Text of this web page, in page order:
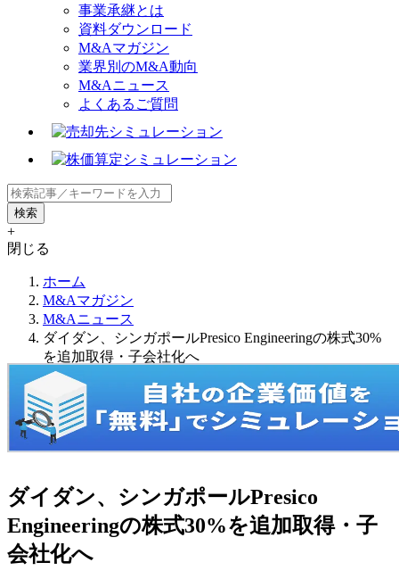
事業承継とは
資料ダウンロード
M&Aマガジン
業界別のM&A動向
M&Aニュース
よくあるご質問
+
閉じる
ホーム
M&Aマガジン
M&Aニュース
ダイダン、シンガポールPresico Engineeringの株式30%
を追加取得・子会社化へ
ダイダン、シンガポールPresico
Engineeringの株式30%を追加取得・子
会社化へ